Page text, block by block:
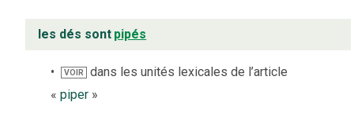
les dés sont pipés
VOIR
dans les unités lexicales de l’article
« piper »